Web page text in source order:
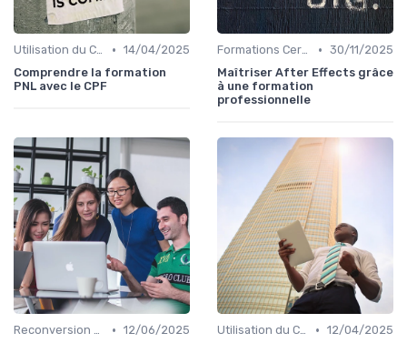
Utilisation du CPF • 14/04/2025
Comprendre la formation
PNL avec le CPF
Formations Certifiantes et Diplômantes • 30/11/2025
Maîtriser After Effects grâce
à une formation
professionnelle
Reconversion et Montée en Compétences • 12/06/2025
Utilisation du CPF • 12/04/2025